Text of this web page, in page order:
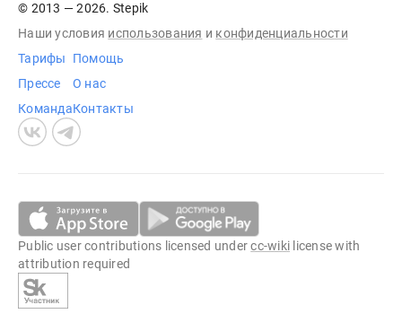
© 2013 — 2026. Stepik
Наши условия использования и конфиденциальности
Тарифы
Прессе
Команда
Помощь
О нас
Контакты
Public user contributions licensed undercc-wiki license with
attribution required